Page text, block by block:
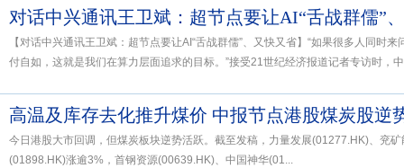
对话中兴通讯王卫斌：超节点要让AI“舌战群儒”
【对话中兴通讯王卫斌：超节点要让AI“舌战群儒”、又快又省】“如果很多人同时
付自如，这就是我们在算力层面追求的目标。”接受21世纪经济报道记者专访时，
高温及库存去化推升煤价 中报节点港股煤炭股逆
今日港股大市回调，但煤炭板块逆势活跃。截至发稿，力量发展(01277.HK)、兖
(01898.HK)涨逾3%，首钢资源(00639.HK)、中国神华(01...